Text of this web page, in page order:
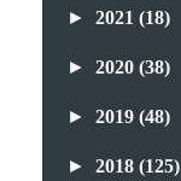
► 2021 (18)
► 2020 (38)
► 2019 (48)
► 2018 (125)